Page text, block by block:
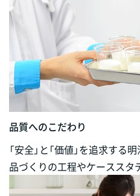
品質へのこだわり
「安全」と「価値」を追求する
品づくりの工程やケーススタ